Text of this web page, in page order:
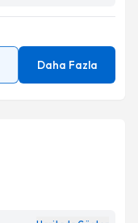
Daha Fazla